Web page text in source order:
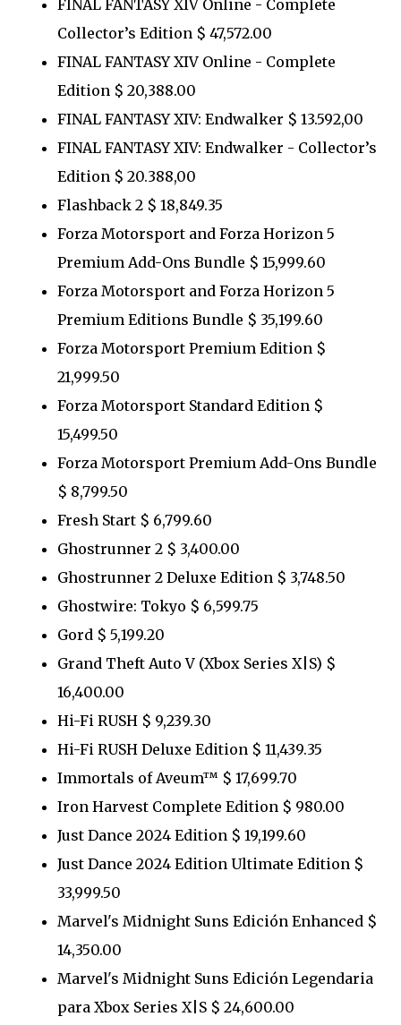
FINAL FANTASY XIV Online - Complete
Collector’s Edition $ 47,572.00
FINAL FANTASY XIV Online - Complete
Edition $ 20,388.00
FINAL FANTASY XIV: Endwalker $ 13.592,00
FINAL FANTASY XIV: Endwalker - Collector’s
Edition $ 20.388,00
Flashback 2 $ 18,849.35
Forza Motorsport and Forza Horizon 5
Premium Add-Ons Bundle $ 15,999.60
Forza Motorsport and Forza Horizon 5
Premium Editions Bundle $ 35,199.60
Forza Motorsport Premium Edition $
21,999.50
Forza Motorsport Standard Edition $
15,499.50
Forza Motorsport Premium Add-Ons Bundle
$ 8,799.50
Fresh Start $ 6,799.60
Ghostrunner 2 $ 3,400.00
Ghostrunner 2 Deluxe Edition $ 3,748.50
Ghostwire: Tokyo $ 6,599.75
Gord $ 5,199.20
Grand Theft Auto V (Xbox Series X|S) $
16,400.00
Hi-Fi RUSH $ 9,239.30
Hi-Fi RUSH Deluxe Edition $ 11,439.35
Immortals of Aveum™ $ 17,699.70
Iron Harvest Complete Edition $ 980.00
Just Dance 2024 Edition $ 19,199.60
Just Dance 2024 Edition Ultimate Edition $
33,999.50
Marvel's Midnight Suns Edición Enhanced $
14,350.00
Marvel's Midnight Suns Edición Legendaria
para Xbox Series X|S $ 24,600.00